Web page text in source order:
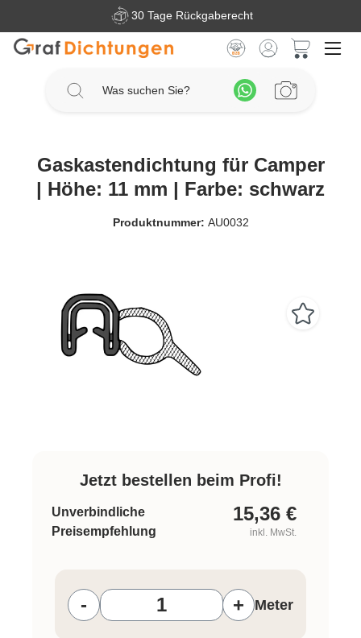
Zum Hauptinhalt springen30 Tage Rückgaberecht
Gaskastendichtung für Camper
| Höhe: 11 mm | Farbe: schwarz
Produktnummer: AU0032
Jetzt bestellen beim Profi!
Unverbindliche
Preisempfehlung
15,36 €
inkl. MwSt.
- + Meter